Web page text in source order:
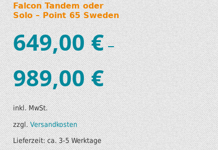
Falcon Tandem oder
Solo – Point 65 Sweden
649,00€–
989,00€
inkl. MwSt.
zzgl.Versandkosten
Lieferzeit:ca. 3-5 Werktage